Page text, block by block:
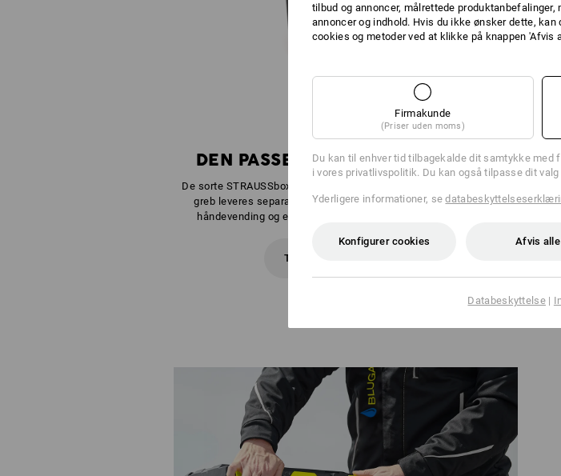
DEN PASSENDE BOKS TIL DIN STIL
De sorte STRAUSSboxe Midi, Midi+ og Large er helt neutrale, lås og
greb leveres separat i din yndlingsfarve. De monteres fast i en
håndevending og er så forbundet med boksen som en enhed.
Til monteringsvideo
tilbud og annoncer, målrettede
annoncer og indhold. Hvis du ikke ønsker dette,
cookies og metoder ved at klikke på knappen 'Afvis
Firmakunde
(Priser uden moms)
Du kan til enhver tid tilbagekalde dit samtykke med
i vores privatlivspolitik. Du kan også tilpasse dit
Yderligere informationer, se
Konfigurer cookies Afvis alle
Databeskyttelse|